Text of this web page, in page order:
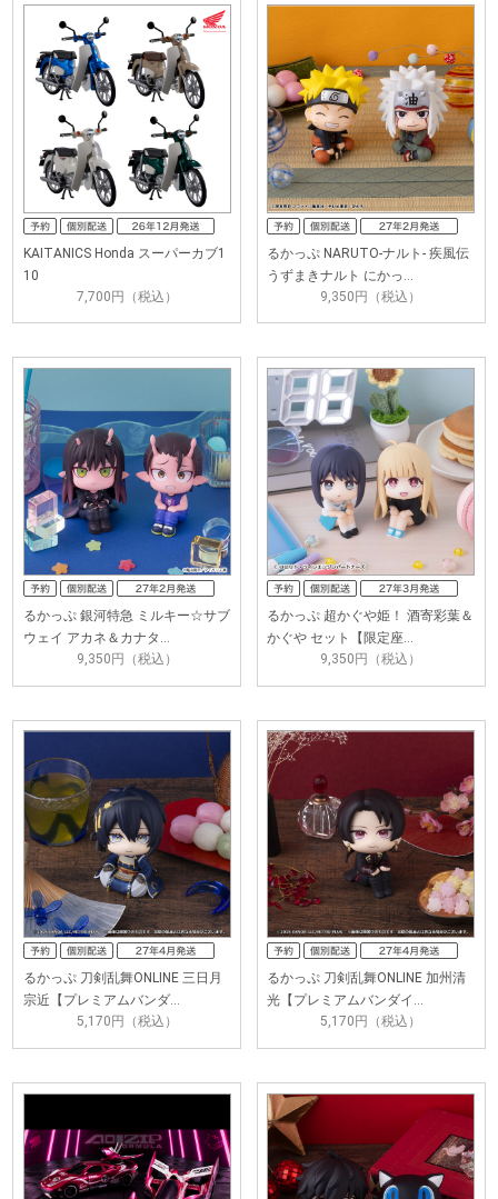
KAITANICS Honda スーパーカブ1
10
7,700円（税込）
るかっぷ NARUTO-ナルト- 疾風伝
うずまきナルト にかっ…
9,350円（税込）
るかっぷ 銀河特急 ミルキー☆サブ
ウェイ アカネ＆カナタ…
9,350円（税込）
るかっぷ 超かぐや姫！ 酒寄彩葉＆
かぐや セット【限定座…
9,350円（税込）
るかっぷ 刀剣乱舞ONLINE 三日月
宗近【プレミアムバンダ…
5,170円（税込）
るかっぷ 刀剣乱舞ONLINE 加州清
光【プレミアムバンダイ…
5,170円（税込）